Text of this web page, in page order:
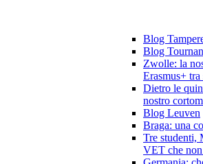
Blog
Blog
Zwolle: la
Erasmus+
Dietro le
nostro
Blog Leuven
Braga: una
Tre studenti,
VET che